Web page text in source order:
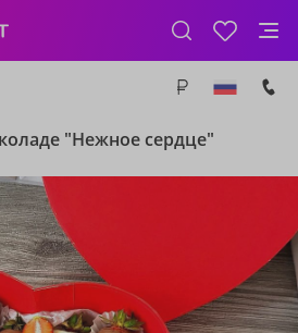
"Нежное сердце"